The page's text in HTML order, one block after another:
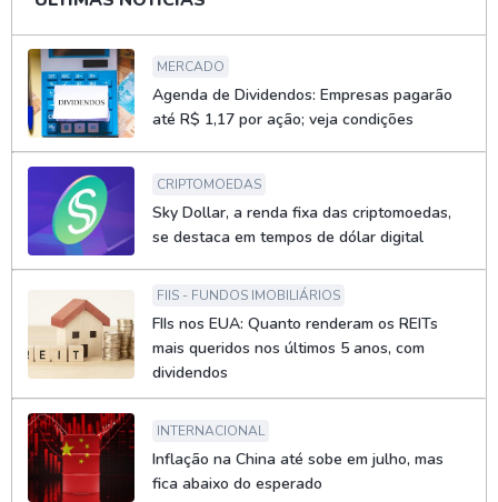
MERCADO
Agenda de Dividendos: Empresas pagarão
até R$ 1,17 por ação; veja condições
CRIPTOMOEDAS
Sky Dollar, a renda fixa das criptomoedas,
se destaca em tempos de dólar digital
FIIS - FUNDOS IMOBILIÁRIOS
FIIs nos EUA: Quanto renderam os REITs
mais queridos nos últimos 5 anos, com
dividendos
INTERNACIONAL
Inflação na China até sobe em julho, mas
fica abaixo do esperado